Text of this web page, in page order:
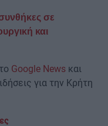
σε
και
Google News και
για την Κρήτη